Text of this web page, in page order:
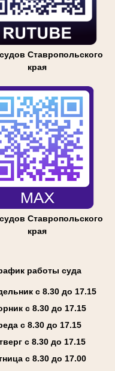
Ставропольского
края
Ставропольского
края
работы суда
с 8.30 до 17.15
с 8.30 до 17.15
с 8.30 до 17.15
с 8.30 до 17.15
с 8.30 до 17.00